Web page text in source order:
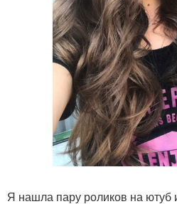
Я нашла пару роликов на ютуб